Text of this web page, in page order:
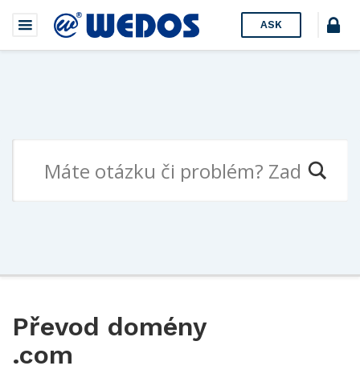
ASK
Převod domény
.com